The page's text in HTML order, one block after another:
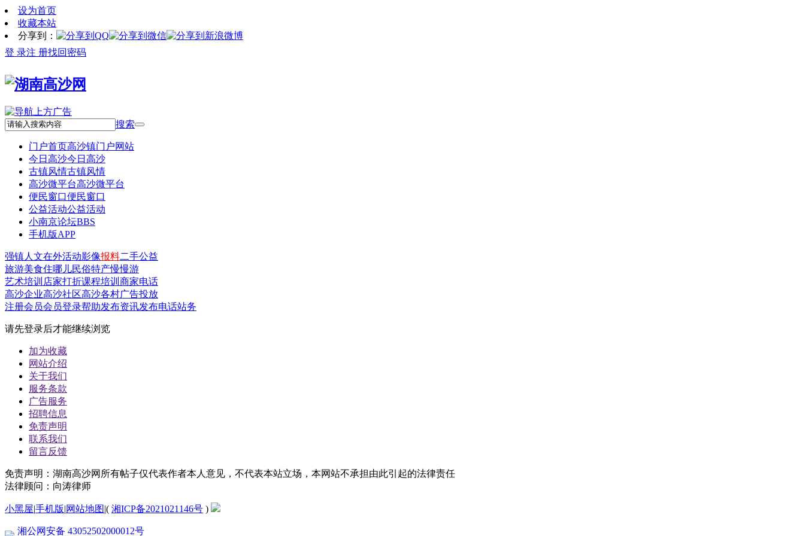
设为首页
收藏本站
分享到：
登 录注 册找回密码
搜索
门户首页高沙镇门户网站
今日高沙今日高沙
古镇风情古镇风情
高沙微平台高沙微平台
便民窗口便民窗口
公益活动公益活动
小南京论坛BBS
手机版APP
强镇人文在外活动影像报料二手公益
旅游美食住哪儿民俗特产慢慢游
艺术培训 店家打折课程培训 商家电话
高沙企业高沙社区高沙各村广告投放
注册会员会员登录帮助发布资讯发布电话站务
请先登录后才能继续浏览
加为收藏
网站介绍
关于我们
服务条款
广告服务
招聘信息
免责声明
联系我们
留言反馈
免责声明：湖南高沙网所有帖子仅代表作者本人意见，不代表本站立场，本网站不承担由此引起的法律责任
法律顾问：向涛律师
小黑屋|手机版|网站地图|( 湘ICP备2021021146号 )
湘公网安备 43052502000012号